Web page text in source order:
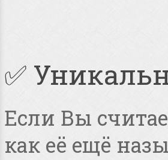
✅
Если Вы
как её ещё